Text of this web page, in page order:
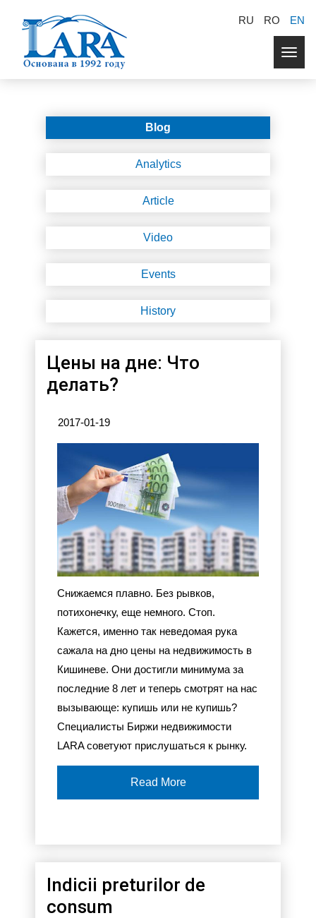
RU RO EN
Blog
Analytics
Article
Video
Events
History
Цены на дне: Что
делать?
2017-01-19
Снижаемся плавно. Без рывков,
потихонечку, еще немного. Стоп.
Кажется, именно так неведомая рука
сажала на дно цены на недвижимость в
Кишиневе. Они достигли минимума за
последние 8 лет и теперь смотрят на нас
вызывающе: купишь или не купишь?
Специалисты Биржи недвижимости
LARA советуют прислушаться к рынку.
Read More
Indicii preturilor de
consum